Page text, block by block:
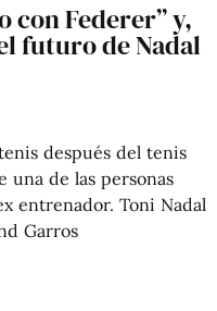
con Federer” y,
futuro de Nadal
después del tenis
una de las personas
entrenador. Toni Nadal
Garros